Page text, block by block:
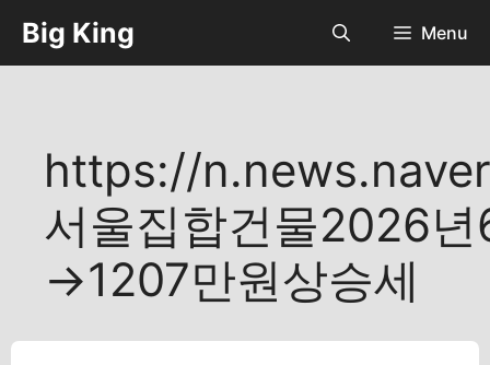
츠
Big King Menu
https://
서울집합건물2026
→1207만원상승세